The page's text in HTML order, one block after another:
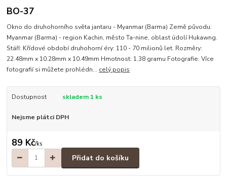
BO-37
Okno do druhohorního světa jantaru - Myanmar (Barma) Země původu:
Myanmar (Barma) - region Kachin, město Ta-nine, oblast údolí Hukawng.
Stáří: Křídové období druhohorní éry: 110 - 70 milionů let. Rozměry:
22.48mm x 10.28mm x 10.49mm Hmotnost: 1.38 gramu Fotografie: Více
fotografií si můžete prohlédn... celý popis
Dostupnost skladem 1 ks
Nejsme plátci DPH
89 Kč/ks
Přidat do košíku